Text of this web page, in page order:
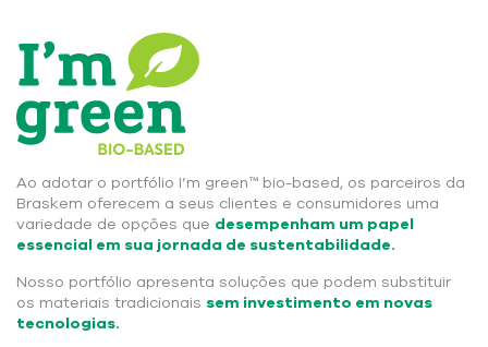
Ao adotar o portfólio I’m green™ bio-based, os parceiros da
Braskem oferecem a seus clientes e consumidores uma
variedade de opções que desempenham um papel
essencial em sua jornada de sustentabilidade.
Nosso portfólio apresenta soluções que podem substituir
os materiais tradicionais sem investimento em novas
tecnologias.